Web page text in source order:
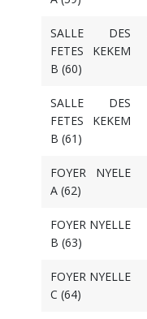
SALLE DES
FETES KEKEM
B (60)
SALLE DES
FETES KEKEM
B (61)
FOYER NYELE
A (62)
FOYER NYELLE
B (63)
FOYER NYELLE
C (64)